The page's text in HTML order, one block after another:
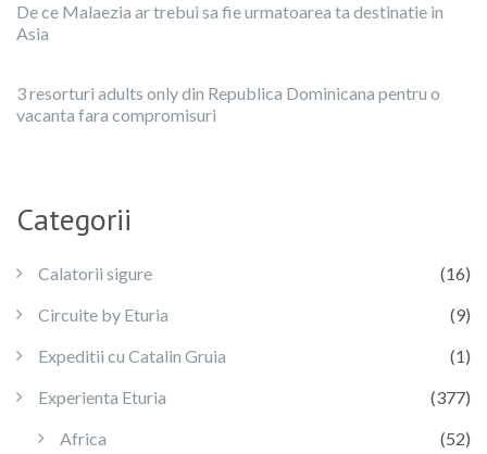
De ce Malaezia ar trebui sa fie urmatoarea ta destinatie in
Asia
3 resorturi adults only din Republica Dominicana pentru o
vacanta fara compromisuri
Categorii
Calatorii sigure
(16)
Circuite by Eturia
(9)
Expeditii cu Catalin Gruia
(1)
Experienta Eturia
(377)
Africa
(52)